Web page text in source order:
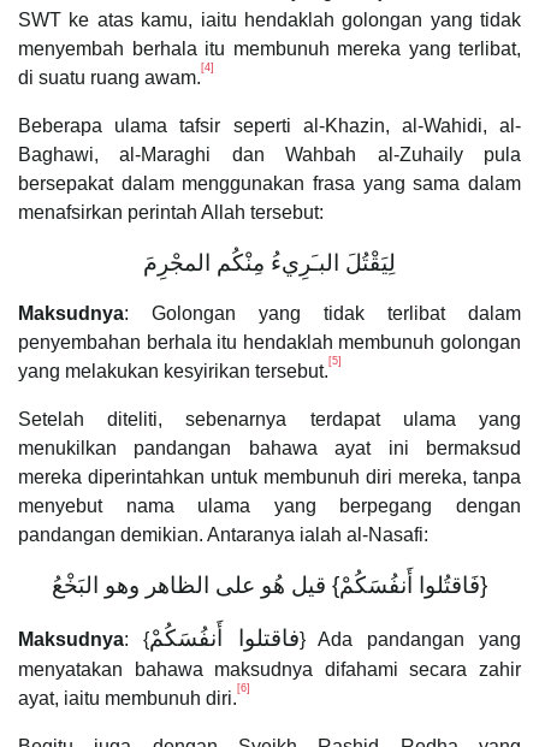
SWT ke atas kamu, iaitu hendaklah golongan yang tidak
menyembah berhala itu membunuh mereka yang terlibat,
di suatu ruang awam. [4]
Beberapa ulama tafsir seperti al-Khazin, al-Wahidi, al-
Baghawi, al-Maraghi dan Wahbah al-Zuhaily pula
bersepakat dalam menggunakan frasa yang sama dalam
menafsirkan perintah Allah tersebut:
لِيَقْتُلَ البـَرِيءُ مِنْكُم المجْرِمَ
Maksudnya: Golongan yang tidak terlibat dalam
penyembahan berhala itu hendaklah membunuh golongan
yang melakukan kesyirikan tersebut. [5]
Setelah diteliti, sebenarnya terdapat ulama yang
menukilkan pandangan bahawa ayat ini bermaksud
mereka diperintahkan untuk membunuh diri mereka, tanpa
menyebut nama ulama yang berpegang dengan
pandangan demikian. Antaranya ialah al-Nasafi:
{فَاقتُلوا أَنفُسَكُمْ} قيل هُو على الظاهر وهو البَخْعُ
Maksudnya: {فاقتلوا أَنفُسَكُمْ} Ada pandangan yang
menyatakan bahawa maksudnya difahami secara zahir
ayat, iaitu membunuh diri. [6]